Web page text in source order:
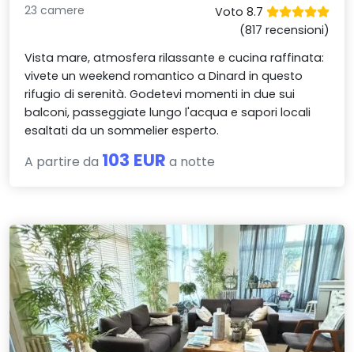
23 camere
Voto 8.7
(817 recensioni)
Vista mare, atmosfera rilassante e cucina raffinata:
vivete un weekend romantico a Dinard in questo
rifugio di serenità. Godetevi momenti in due sui
balconi, passeggiate lungo l'acqua e sapori locali
esaltati da un sommelier esperto.
A partire da 103 EUR a notte